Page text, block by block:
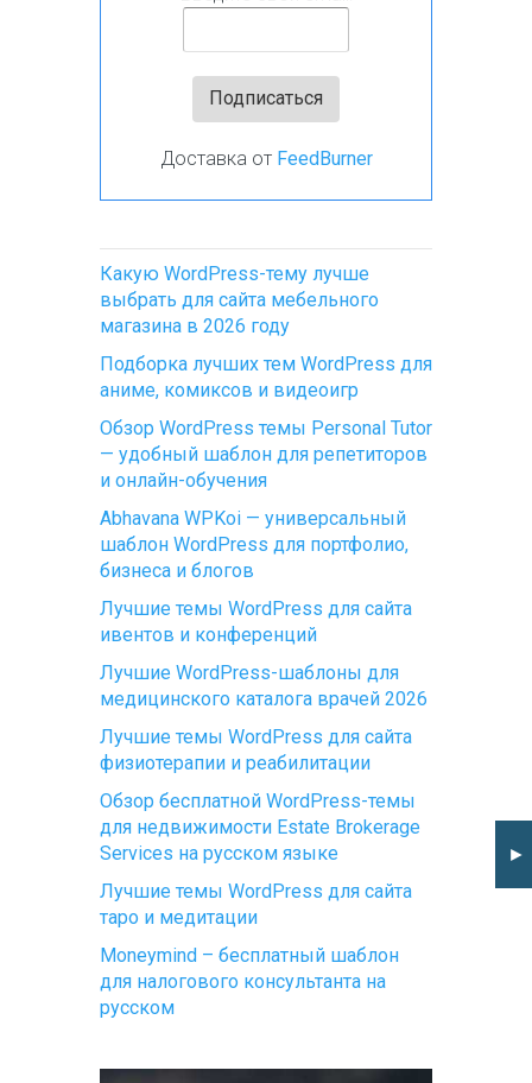
Доставка от FeedBurner
Какую WordPress-тему лучше
выбрать для сайта мебельного
магазина в 2026 году
Подборка лучших тем WordPress для
аниме, комиксов и видеоигр
Обзор WordPress темы Personal Tutor
— удобный шаблон для репетиторов
и онлайн-обучения
Abhavana WPKoi — универсальный
шаблон WordPress для портфолио,
бизнеса и блогов
Лучшие темы WordPress для сайта
ивентов и конференций
Лучшие WordPress-шаблоны для
медицинского каталога врачей 2026
Лучшие темы WordPress для сайта
физиотерапии и реабилитации
Обзор бесплатной WordPress-темы
для недвижимости Estate Brokerage
Services на русском языке
Лучшие темы WordPress для сайта
таро и медитации
Moneymind – бесплатный шаблон
для налогового консультанта на
русском
►